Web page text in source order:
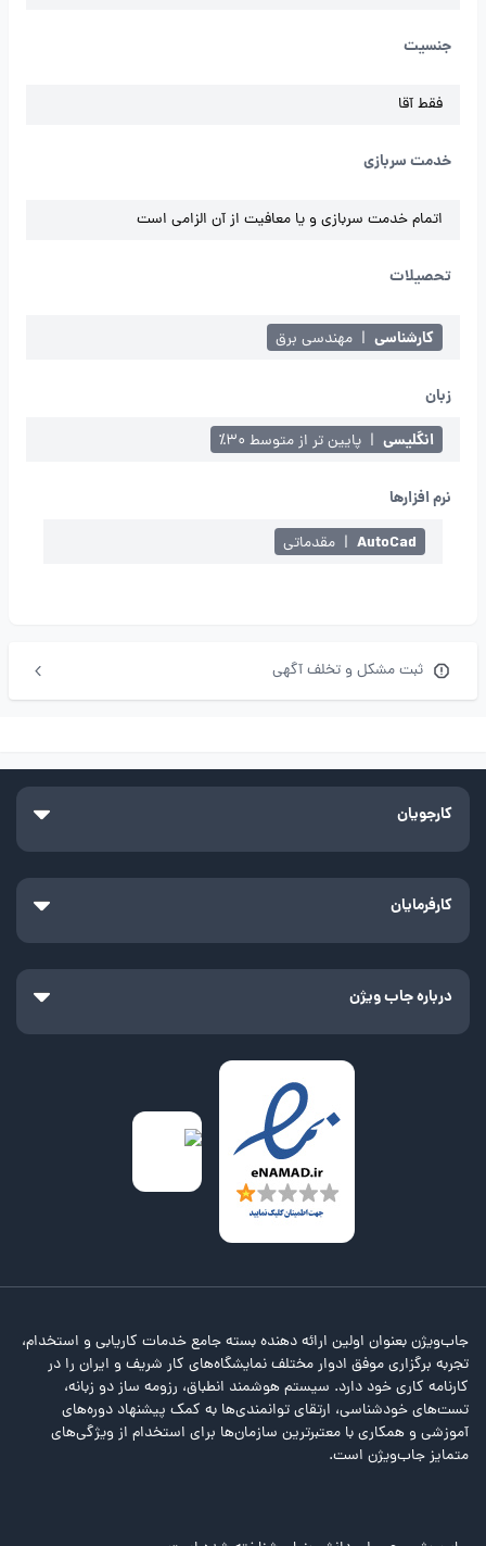
جنسیت
فقط آقا
خدمت سربازی
اتمام خدمت سربازی و یا معافیت از آن الزامی است
تحصیلات
کارشناسی | مهندسی برق
زبان
انگلیسی | پایین تر از متوسط ۳۰٪
نرم افزارها
AutoCad
| مقدماتی
ثبت مشکل و تخلف آگهی
کارجویان
کارفرمایان
درباره جاب ویژن
جاب‌ویژن بعنوان اولین ارائه دهنده بسته جامع خدمات کاریابی و استخدام،
تجربه برگزاری موفق ادوار مختلف نمایشگاه‌های کار شریف و ایران را در
کارنامه کاری خود دارد. سیستم هوشمند انطباق، رزومه ساز دو زبانه،
تست‌های خودشناسی، ارتقای توانمندی‌ها به کمک پیشنهاد دوره‌های
آموزشی و همکاری با معتبرترین سازمان‌ها برای استخدام از ویژگی‌های
متمایز جاب‌ویژن است.